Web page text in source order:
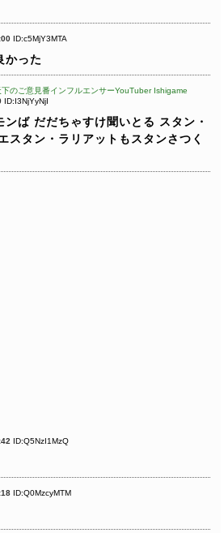
ID:c5MjY3MTA
かった
のご意見番インフルエンサーYouTuber Ishigame
ID:I3NjYyNjI
ンば だだちゃすけ聞いとる スタン・
スタン・ラリアットもスタンさつく
ID:Q5NzI1MzQ
ID:Q0MzcyMTM